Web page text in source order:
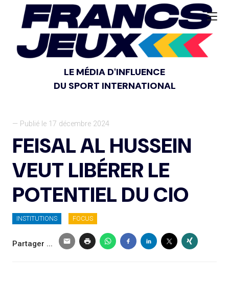
LE MÉDIA D'INFLUENCE
DU SPORT INTERNATIONAL
— Publié le 17 décembre 2024
FEISAL AL HUSSEIN
VEUT LIBÉRER LE
POTENTIEL DU CIO
INSTITUTIONS FOCUS
Partager ...